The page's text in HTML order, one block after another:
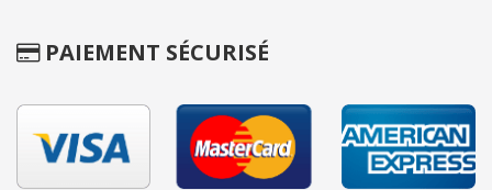
PAIEMENT SÉCURISÉ